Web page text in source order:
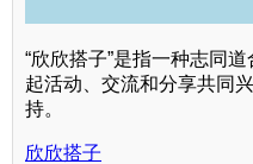
“欣欣搭子”是指一种志同
起活动、交流和分享共同
持。
欣欣搭子